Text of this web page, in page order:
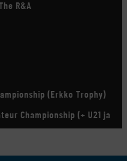
R&A
(Erkko Trophy)
Championship (+ U21 ja